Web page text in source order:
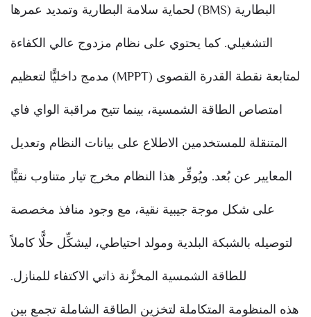
البطارية (BMS) لحماية سلامة البطارية وتمديد عمرها
التشغيلي. كما يحتوي على نظام مزدوج عالي الكفاءة
لمتابعة نقطة القدرة القصوى (MPPT) مدمج داخليًّا لتعظيم
امتصاص الطاقة الشمسية، بينما تتيح مراقبة الواي فاي
المتنقلة للمستخدمين الاطلاع على بيانات النظام وتعديل
المعايير عن بُعد. ويُوفِّر هذا النظام مخرج تيار متناوب نقيًّا
على شكل موجة جيبية نقية، مع وجود منافذ مخصصة
لتوصيله بالشبكة البلدية ومولد احتياطي، ليشكِّل حلًّا كاملاً
للطاقة الشمسية المخزَّنة ذاتي الاكتفاء للمنازل.
هذه المنظومة المتكاملة لتخزين الطاقة الشاملة تجمع بين